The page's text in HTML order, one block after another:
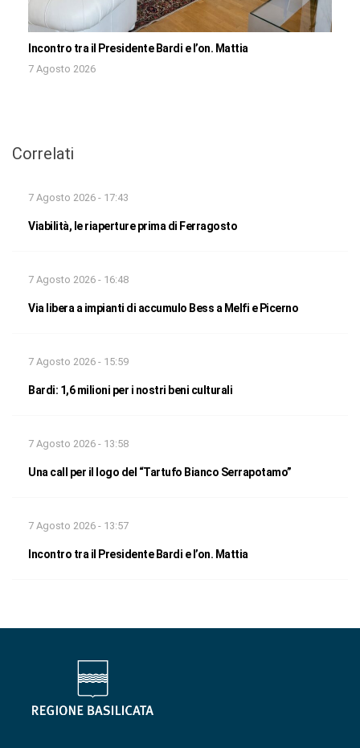
Incontro tra il Presidente Bardi e l’on. Mattia
7 Agosto 2026
Correlati
7 Agosto 2026 - 17:43
Viabilità, le riaperture prima di Ferragosto
7 Agosto 2026 - 16:48
Via libera a impianti di accumulo Bess a Melfi e Picerno
7 Agosto 2026 - 15:59
Bardi: 1,6 milioni per i nostri beni culturali
7 Agosto 2026 - 13:58
Una call per il logo del “Tartufo Bianco Serrapotamo”
7 Agosto 2026 - 13:57
Incontro tra il Presidente Bardi e l’on. Mattia